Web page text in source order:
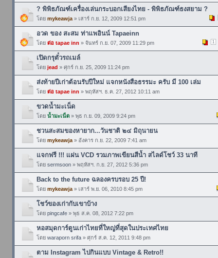
? พิพิธภัณฑ์เครื่องเล่นกระบอกเสียงไทย - พิพิธภัณฑ์ธงสยาม ?
โดย mykeawja» เสาร์ ก.ย. 12, 2009 12:51 pm
อวด ของ สะสม ท่าแพอินน์ Tapaeinn
1
โดย ต่อ tapae inn » จันทร์ ก.ย. 07, 2009 11:29 pm
เปิดกรุตั๋วรถเมล์
โดย jead » ศุกร์ ก.ย. 25, 2009 11:24 pm
ส่งท้ายปีเก่าต้อนรับปีใหม่ แจกหนังสือธรรมะ ครับ มี 100 เล่ม
โดย ต่อ tapae inn » พฤหัสฯ. ธ.ค. 27, 2012 10:11 am
ขวดน้ำมะเน็ด
โดย น้ำมะเน็ด» พุธ ก.ย. 09, 2009 9:24 pm
ชวนสะสมของหายาก...วันชาติ ๒๔ มิถุนายน
โดย mykeawja» อังคาร ก.ย. 22, 2009 7:41 am
แจกฟรี !!! แผ่น VCD รวมภาพเขียนสีน้ำ สไลด์โชว์ 33 นาที
โดย sermsoon» พฤหัสฯ. ก.ย. 27, 2012 5:36 pm
Back to the future ฉลองครบรอบ 25 ปี!
โดย mykeawja» เสาร์ พ.ย. 06, 2010 8:45 pm
โชว์ของเก่ากับเขาบ้าง
โดย pingcafe» พุธ ส.ค. 08, 2012 7:22 pm
หอสมุดการ์ตูนเก่าไทยที่ใหญ่ที่สุดในประเทศไทย
โดย waraporn srifa» ศุกร์ ส.ค. 12, 2011 9:48 pm
ตาม Instagram ไปกินแบบ Vintage & Retro!!